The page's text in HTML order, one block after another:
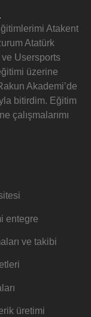
Atakent
Atatürk
Usersports
üzerine
Akademi’de
bitirdim. Eğitim
çalışmalarımı
entegre
ve takibi
üretimi